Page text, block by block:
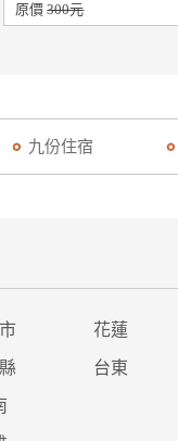
原價300元
九份住宿
花蓮
台東